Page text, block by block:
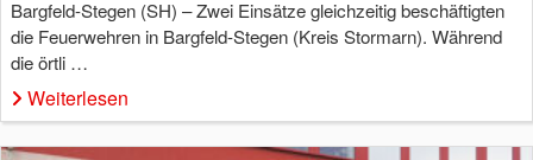
Bargfeld-Stegen (SH) – Zwei Einsätze gleichzeitig beschäftigten
die Feuerwehren in Bargfeld-Stegen (Kreis Stormarn). Während
die örtli …
Weiterlesen